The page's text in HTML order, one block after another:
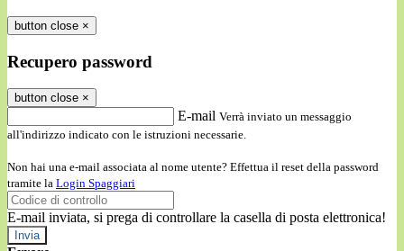
button close ×
Recupero password
button close ×
E-mail Verrà inviato un messaggio
all'indirizzo indicato con le istruzioni necessarie.
Non hai una e-mail associata al nome utente? Effettua il reset della password
tramite la Login Spaggiari
E-mail inviata, si prega di controllare la casella di posta elettronica!